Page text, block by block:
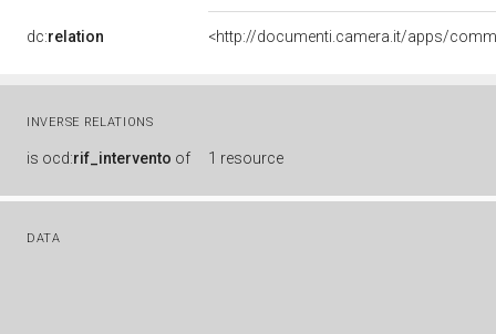
dc:relation
INVERSE RELATIONS
is ocd:rif_intervento of 1 resource
DATA